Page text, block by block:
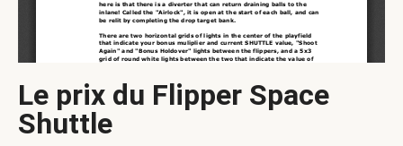
Le prix du Flipper Space
Shuttle